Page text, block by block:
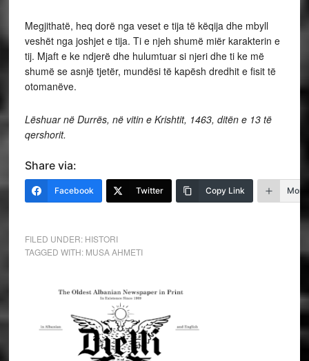
Megjithatë, heq dorë nga veset e tija të këqija dhe mbyll
veshët nga joshjet e tija. Ti e njeh shumë miër karakterin e
tij. Mjaft e ke ndjerë dhe hulumtuar si njeri dhe ti ke më
shumë se asnjë tjetër, mundësi të kapësh dredhit e fisit të
otomanëve.
Lëshuar në Durrës, në vitin e Krishtit, 1463, ditën e 13 të
qershorit.
Share via:
Facebook Twitter Copy Link More
FILED UNDER: HISTORI
TAGGED WITH: MUSA AHMETI